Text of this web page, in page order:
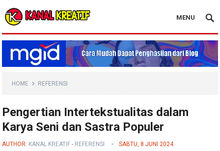
Blog Kanal Kreatif
MENU
HOME REFERENSI
Pengertian Intertekstualitas dalam
Karya Seni dan Sastra Populer
AUTHOR: KANAL KREATIF - REFERENSI SABTU, 8 JUNI 2024